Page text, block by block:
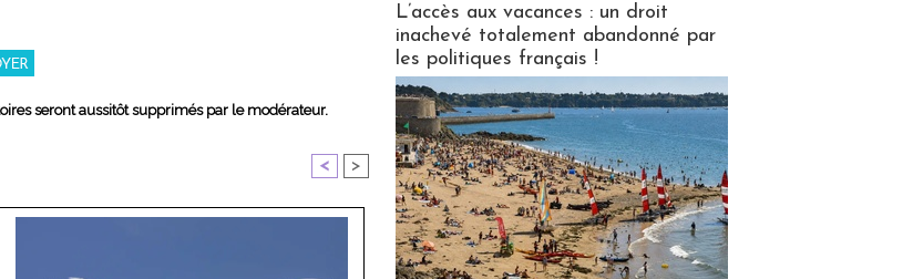
seront aussitôt supprimés par le modérateur.
< >
L’accès aux vacances : un droit
inachevé totalement abandonné par
les politiques français !